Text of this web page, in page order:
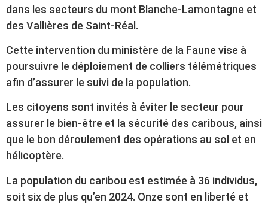
dans les secteurs du mont Blanche-Lamontagne et
des Vallières de Saint-Réal.
Cette intervention du ministère de la Faune vise à
poursuivre le déploiement de colliers télémétriques
afin d’assurer le suivi de la population.
Les citoyens sont invités à éviter le secteur pour
assurer le bien-être et la sécurité des caribous, ainsi
que le bon déroulement des opérations au sol et en
hélicoptère.
La population du caribou est estimée à 36 individus,
soit six de plus qu’en 2024. Onze sont en liberté et